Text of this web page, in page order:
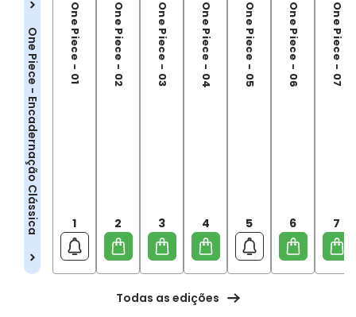
One Piece - Encadernação Clássica One Piece - 01
1
One Piece - 02
2
One Piece - 03
3
One Piece - 04
4
One Piece - 05
5
One Piece - 06
6
One Piece - 07
7
Todas as edições